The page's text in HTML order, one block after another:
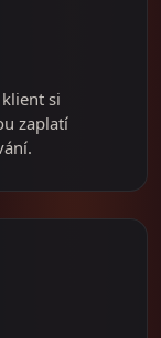
si
zaplatí